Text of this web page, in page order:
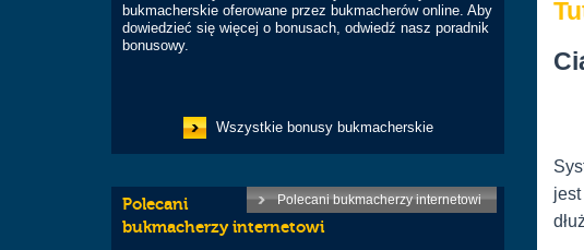
bukmacherskie oferowane przez bukmacherów online. Aby
dowiedzieć się więcej o bonusach, odwiedź nasz poradnik
bonusowy.
Wszystkie bonusy bukmacherskie
Polecani bukmacherzy internetowi
Polecani
bukmacherzy internetowi